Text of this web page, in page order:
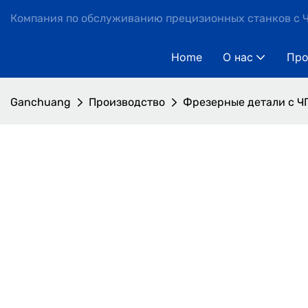
Компания по обслуживанию прецизионных станков с
Home О нас
Ganchuang Производство Фрезерные детали с